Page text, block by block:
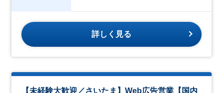
詳しく見る
【未経験大歓迎／さいたま】Web広告営業【国内